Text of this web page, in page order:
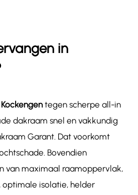
in
Kockengentegen scherpe all-in
dakraam snel en vakkundig
Garant. Dat voorkomt
Bovendien
van maximaal raamoppervlak,
optimale isolatie, helder